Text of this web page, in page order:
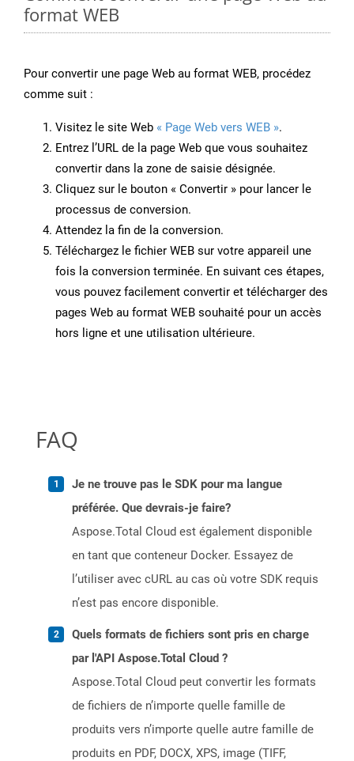
format WEB
Pour convertir une page Web au format WEB, procédez
comme suit :
Visitez le site Web « Page Web vers WEB ».
Entrez l’URL de la page Web que vous souhaitez
convertir dans la zone de saisie désignée.
Cliquez sur le bouton « Convertir » pour lancer le
processus de conversion.
Attendez la fin de la conversion.
Téléchargez le fichier WEB sur votre appareil une
fois la conversion terminée. En suivant ces étapes,
vous pouvez facilement convertir et télécharger des
pages Web au format WEB souhaité pour un accès
hors ligne et une utilisation ultérieure.
FAQ
Je ne trouve pas le SDK pour ma langue
préférée. Que devrais-je faire?
Aspose.Total Cloud est également disponible
en tant que conteneur Docker. Essayez de
l’utiliser avec cURL au cas où votre SDK requis
n’est pas encore disponible.
Quels formats de fichiers sont pris en charge
par l'API Aspose.Total Cloud ?
Aspose.Total Cloud peut convertir les formats
de fichiers de n’importe quelle famille de
produits vers n’importe quelle autre famille de
produits en PDF, DOCX, XPS, image (TIFF,